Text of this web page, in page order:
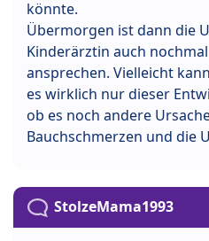
könnte.
Übermorgen ist dann die
Kinderärztin auch
ansprechen. Vielleicht
es wirklich nur dieser
ob es noch andere
Bauchschmerzen und die
StolzeMama1993